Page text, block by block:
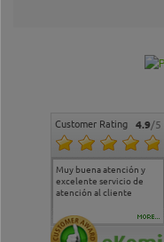
Customer Rating 4.9/5
Muy buena atención y
excelente servicio de
atención al cliente
MORE...